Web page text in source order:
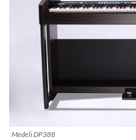
Medeli DP388